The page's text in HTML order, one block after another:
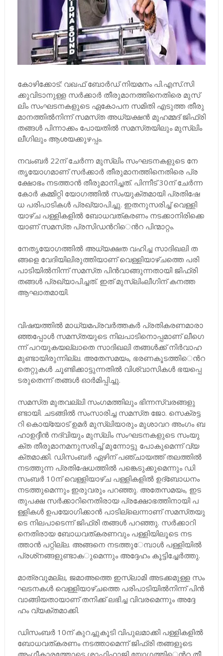
കോ​ഴി​ക്കോ​ട്​: വ​ഖ​ഫ്​ ബോ​ർ​ഡ്​ നി​യ​മ​നം പി.​എ​സ്.​സി​
ക്കു​വി​ടാ​നു​ള്ള സ​ർ​ക്കാ​ർ തീ​രു​മാ​ന​ത്തി​നെ​തി​രെ മു​സ്​​
ലിം സം​ഘ​ട​ന​ക​ളു​ടെ ഏ​കോ​പ​ന സ​മി​തി എ​ടു​ത്ത തീ​രു​
മാ​ന​ത്തി​ൽ​നി​ന്ന്​ സ​മ​സ്​​ത അ​ധ്യ​ക്ഷ​ൻ മു​ഹ​മ്മ​ദ്​ ജി​ഫ്​​രി
ത​ങ്ങ​ൾ പി​ന്നാ​ക്കം പോ​യ​തി​ൽ സ​മ​സ്​​ത​യി​ലും മു​സ്​​ലിം​
ലീ​ഗി​ലും ആ​ശ​യ​ക്കു​ഴ​പ്പം.
ന​വം​ബ​ർ 22ന്​ ​ചേ​ർ​ന്ന മു​സ്​​ലിം സം​ഘ​ട​ന​ക​ളു​ടെ നേ​
തൃ​യോ​ഗ​മാ​ണ്​ സ​ർ​ക്കാ​ർ തീ​രു​മാ​ന​ത്തി​നെ​തി​രെ പ്ര​
ക്ഷോ​ഭം ന​ട​ത്താ​ൻ തീ​രു​മാ​നി​ച്ച​ത്. പി​ന്നീ​ട്​ 30ന്​ ​ചേ​ർ​ന്ന
കോ​ർ ക​മ്മി​റ്റി യോ​ഗ​ത്തി​ൽ സം​യു​ക്ത​മാ​യി പ്ര​തി​ഷേ​
ധ പ​രി​പാ​ടി​ക​ൾ പ്ര​ഖ്യാ​പി​ച്ചു. ഇ​ത​നു​സ​രി​ച്ച്​ വെ​ള്ളി​
യാ​ഴ്​​ച പ​ള്ളി​ക​ളി​ൽ ബോ​ധ​വ​ത്​​ക​ര​ണം ന​ട​ക്കാ​നി​രി​ക്കെ​
യാ​ണ്​ സ​മ​സ്​​ത പ്ര​സി​ഡ​ൻ​റി​‍െൻറ പി​ന്മാ​റ്റം.
നേ​തൃ​യോ​ഗ​ത്തി​ൽ അ​ധ്യ​ക്ഷ​ത വ​ഹി​ച്ച സാ​ദി​ഖ​ലി ത​
ങ്ങ​ളെ വേ​ദി​യി​ലി​രു​ത്തി​യാ​ണ്​ വെ​ള്ളി​യാ​ഴ്​​ച​ത്തെ പ​രി​
പാ​ടി​യി​ൽ​നി​ന്ന്​ സ​മ​സ്​​ത പി​ൻ​വാ​ങ്ങു​ന്ന​താ​യി ജി​ഫ്​​രി
ത​ങ്ങ​ൾ പ്ര​ഖ്യാ​പി​ച്ച​ത്. ഇ​ത്​ മു​സ്​​ലിം​ലീ​ഗി​ന്​ ക​ന​ത്ത
ആ​ഘാ​ത​മാ​യി.
വി​ഷ​യ​ത്തി​ൽ മാ​ധ്യ​മ​പ്ര​വ​ർ​ത്ത​ക​ർ പ്ര​തി​ക​ര​ണ​മാ​രാ​
ഞ്ഞ​പ്പോ​ൾ സ​മ​സ്​​ത​യു​ടെ നി​ല​പാ​ടി​നൊ​പ്പ​മാ​ണ്​ ലീ​ഗെ​
ന്ന്​ പ​റ​യു​ക​യ​ല്ലാ​തെ സാ​ദി​ഖ​ലി ത​ങ്ങ​ൾ​ക്ക്​ നി​ർ​വാ​ഹ​
മു​ണ്ടാ​യി​രു​ന്നി​ല്ല. അ​തേ​സ​മ​യം, ഭ​ര​ണ​കൂ​ട​ത്തി​‍െൻറ
തെ​റ്റു​ക​ൾ ചൂ​ണ്ടി​ക്കാ​ട്ടു​ന്ന​തി​ൽ വി​ശ്വാ​സി​ക​ൾ ഭ​യ​പ്പെ​
ട​രു​തെ​ന്ന്​ ത​ങ്ങ​ൾ ഓ​ർ​മി​പ്പി​ച്ചു.​
സ​മ​സ്​​ത ​മു​ത​വ​ല്ലി സം​ഗ​മ​ത്തി​ലും ഭി​ന്ന​സ്വ​ര​ങ്ങ​ളു​
ണ്ടാ​യി. ച​ട​ങ്ങി​ൽ സം​സാ​രി​ച്ച സ​മ​സ്​​ത ജോ. ​സെ​ക്ര​ട്ട​
റി കൊ​യ്യോ​ട്​ ഉ​മ​ർ മു​സ്​​ലി​യാ​രും മു​ശാ​വ​റ അം​ഗം ബ​
ഹാ​ഉ​ദ്ദീ​ൻ ന​ദ്​​വി​യും മു​സ്​​ലിം സം​ഘ​ട​ന​ക​ളു​ടെ സം​യു​
ക്​​ത തീ​രു​മാ​ന​മ​നു​സ​രി​ച്ച്​ മു​ന്നോ​ട്ടു പോ​കു​മെ​ന്ന്​ വ്യ​
ക്ത​മാ​ക്കി. ഡി​സം​ബ​ർ ഏ​ഴി​ന്​ പ​ഞ്ചാ​യ​ത്ത്​ ത​ല​ത്തി​ൽ
ന​ട​ത്തു​ന്ന പ്ര​തി​ഷേ​ധ​ത്തി​ൽ പ​​ങ്കെ​ടു​ക്കു​മെ​ന്നും ഡി​
സം​ബ​ർ 10ന്​ ​വെ​ള്ളി​യാ​ഴ്​​ച പ​ള്ളി​ക​ളി​ൽ ഉ​ദ്​​ബോ​ധ​നം
ന​ട​ത്തു​മെ​ന്നും ഇ​രു​വ​രും പ​റ​ഞ്ഞു. അ​തേ​സ​മ​യം, ഇ​ട​
തു​പ​ക്ഷ സ​ർ​ക്കാ​റി​നെ​തി​രാ​യ പ്ര​ക്ഷോ​ഭ​ത്തി​നാ​യി പ​
ള്ളി​ക​ൾ ഉ​പ​യോ​ഗി​ക്കാ​ൻ പാ​ടി​ല്ലെ​ന്നാ​ണ്​ സ​മ​സ്​​ത​യു​
ടെ നി​ല​പാ​ടെ​ന്ന്​ ജി​ഫ്​​രി ത​ങ്ങ​ൾ പ​റ​ഞ്ഞു. സ​ർ​ക്കാ​റി​
നെ​തി​രാ​യ ബോ​ധ​വ​ത്​​ക​ര​ണ​വും പ​ള്ളി​യി​ലൂ​ടെ ന​ട​
ത്താ​ൻ പ​റ്റി​ല്ല. അ​ങ്ങ​നെ ന​ട​ത്തു​േ​മ്പാ​ൾ പ​ള്ളി​യി​ൽ
പ്ര​ശ്​​ന​ങ്ങ​ളു​ണ്ടാ​ക​ു​മെ​ന്നും അ​ദ്ദേ​ഹം കൂ​ട്ടി​ച്ചേ​ർ​ത്തു.
മാ​ത്ര​വു​മ​ല്ല, ജ​മാ​അ​ത്തെ ഇ​സ്​​ലാ​മി അ​ട​ക്ക​മു​ള്ള സം​
ഘ​ട​ന​ക​ൾ വെ​ള്ളി​യാ​ഴ്​​ച​ത്തെ പ​രി​പാ​ടി​യി​ൽ​നി​ന്ന്​ പി​ൻ​
വാ​ങ്ങി​യ​താ​യാ​ണ്​ ത​നി​ക്ക്​ ല​ഭി​ച്ച വി​വ​ര​മെ​ന്നും അ​ദ്ദേ​
ഹം വ്യ​ക്ത​മാ​ക്കി.
​ഡി​സം​ബ​ർ 10ന്​ ​കു​റ​ച്ചു​കൂ​ടി വി​പു​ല​മാ​ക്കി പ​ള്ളി​ക​ളി​ൽ
ബോ​ധ​വ​ത്​​ക​ര​ണം ന​ട​ത്താ​മെ​ന്ന്​ ജി​ഫ്​​രി ത​ങ്ങ​ളു​ടെ
അം​ഗീ​കാ​ര​ത്തോ​ടെ ശാ​ഫി​ഹാ​ജി യോ​ഗ​ത്തി​‍െൻറ തീ​